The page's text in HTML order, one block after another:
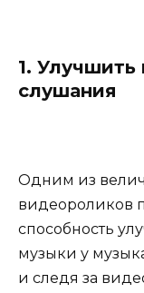
1. Улучшить
слушания
Одним из
видеороликов
способность
музыки у
и следя за